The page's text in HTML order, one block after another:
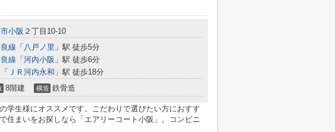
小阪 ２丁目10-10
線 「 八戸ノ里 」駅 徒歩5分
線 「 河内小阪 」駅 徒歩6分
「 ＪＲ河内永和 」駅 徒歩18分
8階建 構造 鉄骨造
学生様にオススメです。こだわりで選びたい方におすす
住まいをお探しなら「エアリーコート小阪」。コンビニ